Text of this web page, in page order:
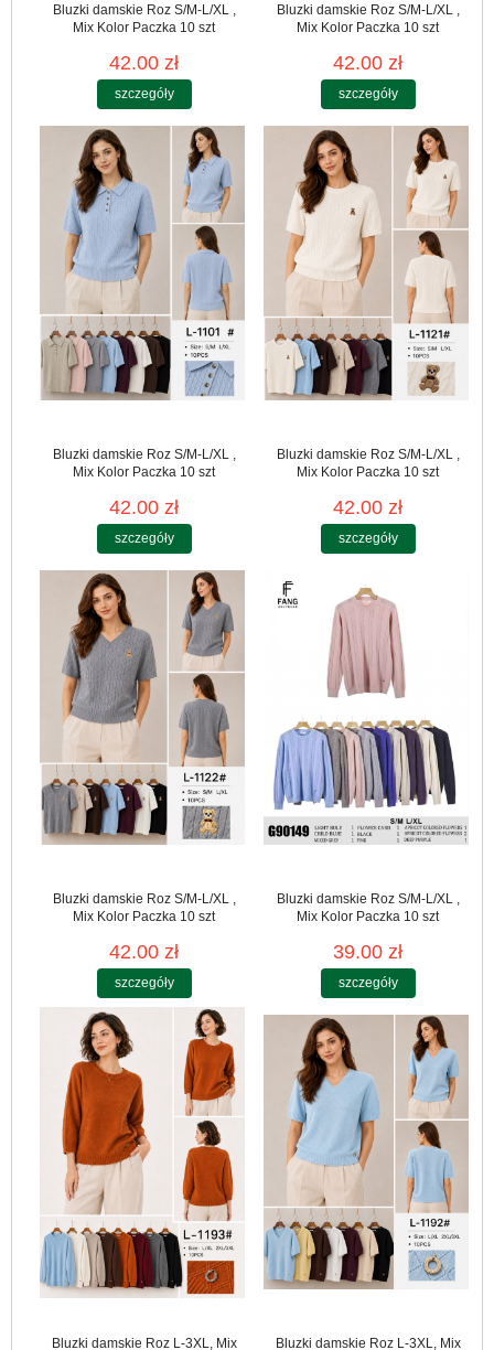
Bluzki damskie Roz S/M-L/XL ,
Mix Kolor Paczka 10 szt
42.00 zł
szczegóły
Bluzki damskie Roz S/M-L/XL ,
Mix Kolor Paczka 10 szt
42.00 zł
szczegóły
Bluzki damskie Roz S/M-L/XL ,
Mix Kolor Paczka 10 szt
42.00 zł
szczegóły
Bluzki damskie Roz S/M-L/XL ,
Mix Kolor Paczka 10 szt
42.00 zł
szczegóły
Bluzki damskie Roz S/M-L/XL ,
Mix Kolor Paczka 10 szt
42.00 zł
szczegóły
Bluzki damskie Roz S/M-L/XL ,
Mix Kolor Paczka 10 szt
39.00 zł
szczegóły
Bluzki damskie Roz L-3XL, Mix Bluzki damskie Roz L-3XL, Mix